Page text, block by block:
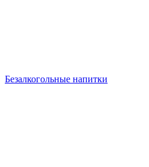
Безалкогольные напитки